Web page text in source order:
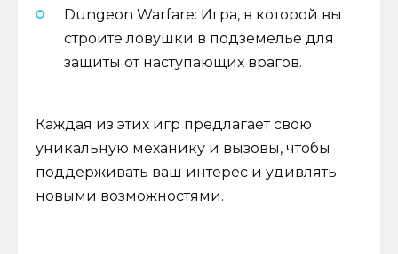
Dungeon Warfare: Игра, в которой вы
строите ловушки в подземелье для
защиты от наступающих врагов.
Каждая из этих игр предлагает свою
уникальную механику и вызовы, чтобы
поддерживать ваш интерес и удивлять
новыми возможностями.